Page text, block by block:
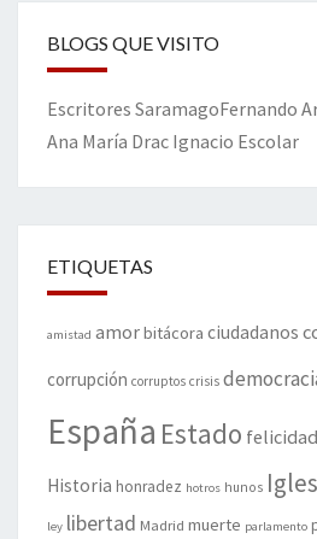
BLOGS QUE VISITO
Escritores SaramagoFernando
Ana María Drac Ignacio Escolar
ETIQUETAS
amistad amorbitácora ciudadanos
corrupción corruptos crisis
España Estado
Historia honradez hotros hunos
ley libertad Madrid muerte parlamento